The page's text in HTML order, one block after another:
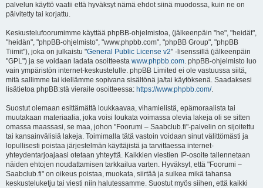
palvelun käyttö vaatii että hyväksyt nämä ehdot siinä muodossa, kuin ne on
päivitetty tai korjattu.
Keskustelufoorumimme käyttää phpBB-ohjelmistoa, (jälkeenpäin "he", "heidät",
"heidän", "phpBB-ohjelmisto", "www.phpbb.com", "phpBB Group", "phpBB
Tiimit"), joka on julkaistu "General Public License v2" -lisenssillä (jälkeenpäin
"GPL") ja se voidaan ladata osoitteesta www.phpbb.com. phpBB-ohjelmisto luo
vain ympäristön internet-keskustelulle. phpBB Limited ei ole vastuussa siitä,
mitä sallimme tai kiellämme sopivana sisältönä ja/tai käytöksenä. Saadaksesi
lisätietoa phpBB:stä vieraile osoitteessa: https://www.phpbb.com/.
Suostut olemaan esittämättä loukkaavaa, vihamielistä, epämoraalista tai
muutakaan materiaalia, joka voisi loukata voimassa olevia lakeja oli se sitten
omassa maassasi, se maa, johon "Foorumi – Saabclub.fi"-palvelin on sijoitettu
tai kansainvälisiä lakeja. Toimimalla tätä vastoin voidaan sinut välittömästi ja
lopullisesti poistaa järjestelmän käyttäjistä ja tarvittaessa internet-
yhteydentarjoajaasi otetaan yhteyttä. Kaikkien viestien IP-osoite tallennetaan
näiden ehtojen noudattamisen tarkkailua varten. Hyväksyt, että "Foorumi –
Saabclub.fi" on oikeus poistaa, muokata, siirtää ja sulkea mikä tahansa
keskusteluketju tai viesti niin halutessamme. Suostut myös siihen, että kaikki